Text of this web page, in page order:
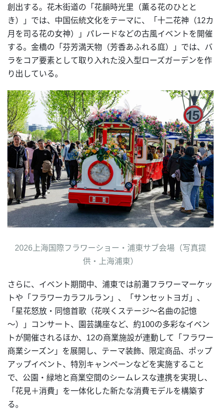
創出する。花木街道の「花韻時光里（薫る花のひとと
き）」では、中国伝統文化をテーマに、「十二花神（12カ
月を司る花の女神）」パレードなどの古風イベントを開催
する。金橋の「芬芳満天物（芳香あふれる庭）」では、バ
ラをコア要素として取り入れた没入型ローズガーデンを作
り出している。
2026上海国際フラワーショー・浦東サブ会場（写真提
供・上海浦東）
さらに、イベント期間中、浦東では前灘フラワーマーケッ
トや「フラワーカラフルラン」、「サンセットヨガ」、
「星花怒放・同憶首歌（花咲くステージ～名曲の記憶
～）」コンサート、園芸講座など、約100の多彩なイベン
トが開催されるほか、12の商業施設が連動して「フラワー
商業シーズン」を展開し、テーマ装飾、限定商品、ポップ
アップイベント、特別キャンペーンなどを実施すること
で、公園・緑地と商業空間のシームレスな連携を実現し、
「花見＋消費」を一体化した新たな消費モデルを構築す
る。